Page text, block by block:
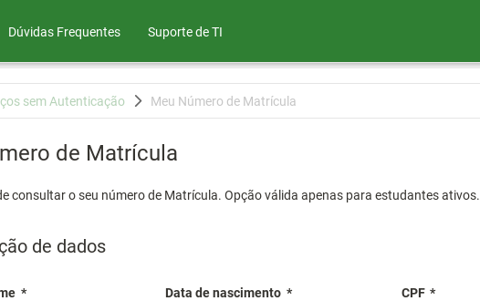
Dúvidas Frequentes Suporte de TI
sem Autenticação Meu Número de Matrícula
de Matrícula
consultar o seu número de Matrícula. Opção válida apenas para estudantes ativos.
de dados
* Data de nascimento * CPF *